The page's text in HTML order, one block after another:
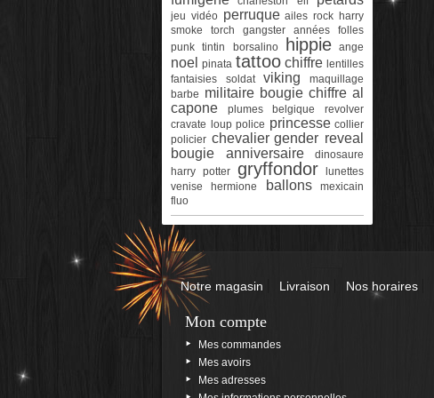
jeu vidéo perruque ailes rock harry
smoke torch
gangster
années folles
punk tintin borsalino hippie ange
noel pinata tattoo chiffre lentilles
fantaisies
soldat viking
maquillage
barbe militaire bougie chiffre al
capone
plumes belgique
revolver
cravate loup police princesse collier
policier chevalier gender reveal
bougie anniversaire
dinosaure
harry potter gryffondor lunettes
venise
hermione ballons
mexicain
fluo
Notre magasin Livraison Nos horaires
Mon compte
Mes commandes
Mes avoirs
Mes adresses